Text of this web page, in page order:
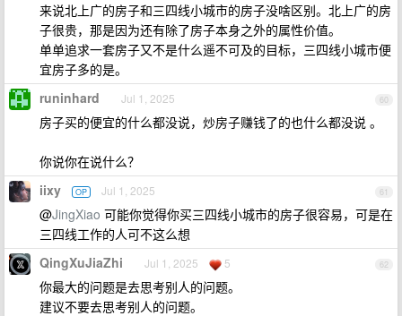
来说北上广的房子和三四线小城市的房子没啥区别。北上广的房
子很贵，那是因为还有除了房子本身之外的属性价值。
单单追求一套房子又不是什么遥不可及的目标，三四线小城市便
宜房子多的是。
60
runinhard Jul 1, 2025
房子买的便宜的什么都没说，炒房子赚钱了的也什么都没说 。
你说你在说什么？
61
iixy OP Jul 1, 2025
@JingXiao 可能你觉得你买三四线小城市的房子很容易，可是在
三四线工作的人可不这么想
62
QingXuJiaZhi Jul 1, 2025 5
你最大的问题是去思考别人的问题。
建议不要去思考别人的问题。